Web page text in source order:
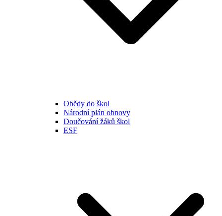
Obědy do škol
Národní plán obnovy
Doučování žáků škol
ESF